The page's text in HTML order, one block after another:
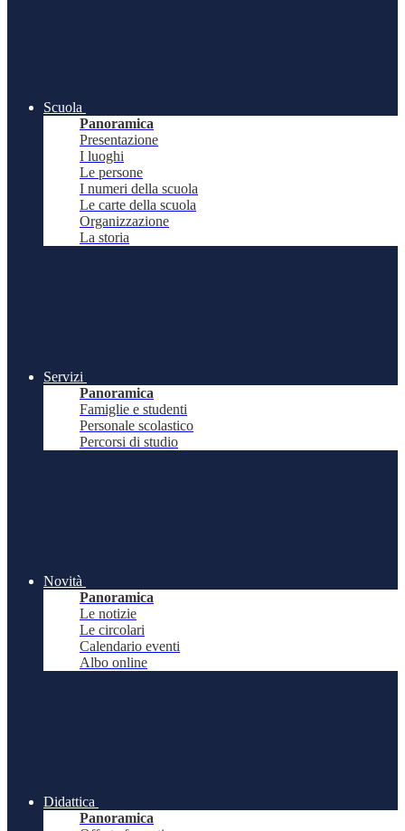
Scuola
Panoramica
Presentazione
I luoghi
Le persone
I numeri della scuola
Le carte della scuola
Organizzazione
La storia
Servizi
Panoramica
Famiglie e studenti
Personale scolastico
Percorsi di studio
Novità
Panoramica
Le notizie
Le circolari
Calendario eventi
Albo online
Didattica
Panoramica